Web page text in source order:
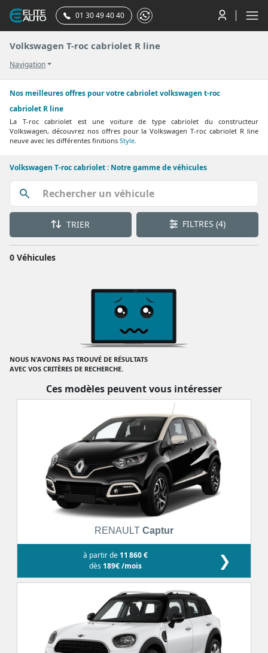
01 30 49 40 40
Volkswagen T-roc cabriolet R line
Navigation
Nos meilleures offres pour votre cabriolet volkswagen t-roc
cabriolet R line
La T-roc cabriolet est une voiture de type cabriolet du constructeur
Volkswagen, découvrez nos offres pour la Volkswagen T-roc cabriolet R line
neuve avec les différentes finitions Style.
Volkswagen T-roc cabriolet : Notre gamme de véhicules
TRIER FILTRES(4)
0 Véhicules
NOUS N'AVONS PAS TROUVÉ DE RÉSULTATS
AVEC VOS CRITÈRES DE RECHERCHE.
Ces modèles peuvent vous intéresser
RENAULT Captur
à partir de 11 860 €
dès 189€ /mois ❯